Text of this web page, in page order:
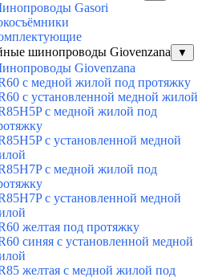
Gasori
шинопроводы Giovenzana
▼
Giovenzana
с медной жилой под протяжку
с установленной медной жилой
с медной жилой под
с установленной медной
с медной жилой под
с установленной медной
желтая под протяжку
синяя с установленной медной
желтая с медной жилой под